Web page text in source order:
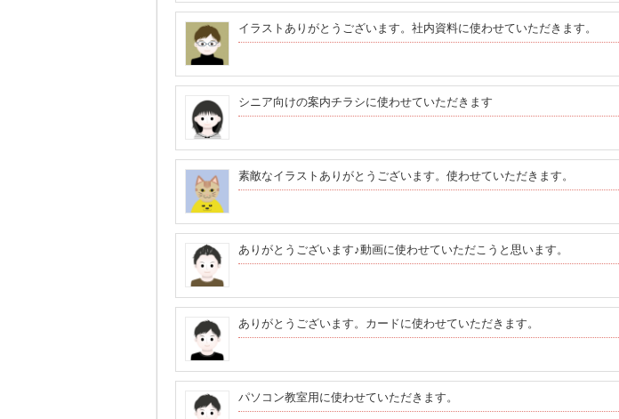
イラストありがとうございます。社内資料に使わせていただきます。
シニア向けの案内チラシに使わせていただきます
素敵なイラストありがとうございます。使わせていただきます。
ありがとうございます♪動画に使わせていただこうと思います。
ありがとうございます。カードに使わせていただきます。
パソコン教室用に使わせていただきます。